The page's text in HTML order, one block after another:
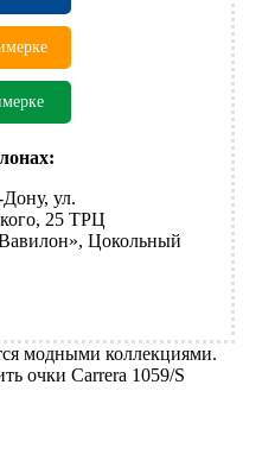
ул.
25 ТРЦ
Цокольный
модными коллекциями.
очки Carrera 1059/S